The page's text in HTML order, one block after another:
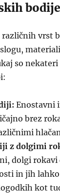
različnih vrst
so
Enostavni
brez
z dolgimi
dolgi
in jih
kot